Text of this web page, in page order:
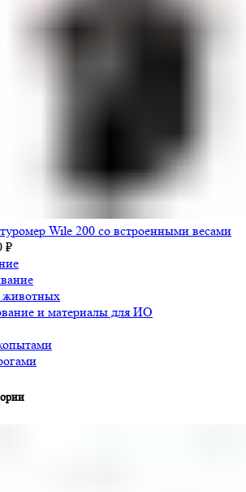
Wile 200 со встроенными весами
₽
животных
и материалы для ИО